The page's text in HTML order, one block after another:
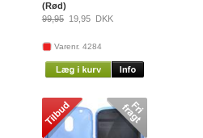
(Rød)
99,95
19,95DKK
Varenr. 4284